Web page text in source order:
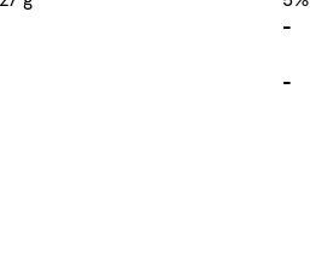
-
-